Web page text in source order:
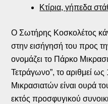
Κτίρια, γήπεδα
Ο Σωτήρης Κοσκολέτος
στην εισήγησή του προς
ονομάζει το Πάρκο
Τετράγωνο”, το αριθμεί
Μικρασιατών είναι ουρά
εκτός προσφυγικού